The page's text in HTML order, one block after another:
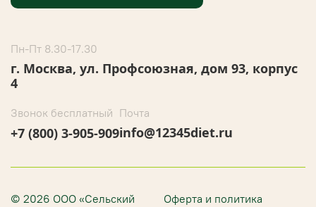
Пн-Пт 8.30-17.30
г. Москва, ул. Профсоюзная, дом 93, корпус
4
Звонок бесплатный
+7 (800) 3-905-909
Почта
info@12345diet.ru
© 2026 ООО «Сельский
Оферта и политика